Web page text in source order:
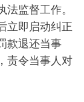
监督工作。
立即启动纠正
款退还当事
责令当事人对